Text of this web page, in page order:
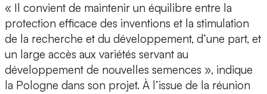
« Il convient de maintenir un équilibre entre la
protection efficace des inventions et la stimulation
de la recherche et du développement, d’une part, et
un large accès aux variétés servant au
développement de nouvelles semences », indique
la Pologne dans son projet. À l’issue de la réunion